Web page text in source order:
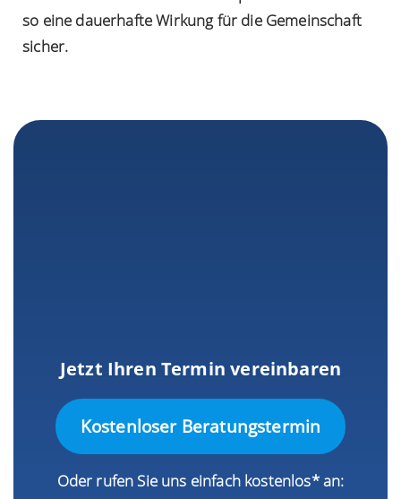
so eine dauerhafte Wirkung für die Gemeinschaft
sicher.
Jetzt Ihren Termin vereinbaren
Kostenloser Beratungstermin
Oder rufen Sie uns einfach kostenlos* an: